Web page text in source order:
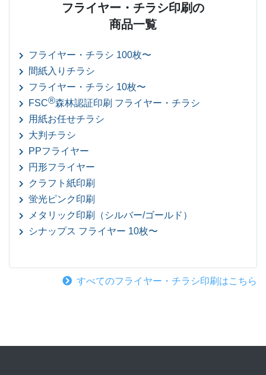
フライヤー・チラシ印刷の
商品一覧
フライヤー・チラシ 100枚〜
間紙入りチラシ
フライヤー・チラシ 10枚〜
FSC®森林認証印刷 フライヤー・チラシ
用紙お任せチラシ
大判チラシ
PPフライヤー
円形フライヤー
クラフト紙印刷
蛍光ピンク印刷
メタリック印刷（シルバー/ゴールド）
シナップス フライヤー 10枚〜
すべてのフライヤー・チラシ印刷はこちら